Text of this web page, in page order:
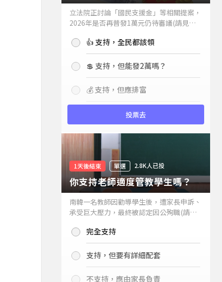
立法院正討論「國民支援金」等相關提案，
2026年是否再普發1萬元仍待審議(請見下
持嗎？👍 支持，全民都該領
💲 支持，但能發2萬嗎？
💰 支持，但應排富
投票去
1天後結束 單選 2.8K人已投
你支持老師適度管教學生嗎？
南韓一名教師因勸導學生後，遭家長申訴、
承受巨大壓力，最終被認定因公殉職(請見
你支持老師適度管教學生嗎？
完全支持
支持，但要有詳細配套
不支持，應由家長負責